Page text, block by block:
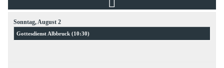
Sonntag,August 2
Gottesdienst Albbruck (10:30)